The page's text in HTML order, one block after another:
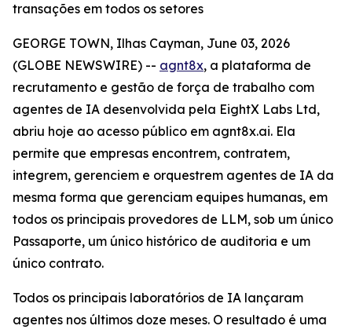
transações em todos os setores
GEORGE TOWN, Ilhas Cayman, June 03, 2026
(GLOBE NEWSWIRE) -- agnt8x, a plataforma de
recrutamento e gestão de força de trabalho com
agentes de IA desenvolvida pela EightX Labs Ltd,
abriu hoje ao acesso público em agnt8x.ai. Ela
permite que empresas encontrem, contratem,
integrem, gerenciem e orquestrem agentes de IA da
mesma forma que gerenciam equipes humanas, em
todos os principais provedores de LLM, sob um único
Passaporte, um único histórico de auditoria e um
único contrato.
Todos os principais laboratórios de IA lançaram
agentes nos últimos doze meses. O resultado é uma